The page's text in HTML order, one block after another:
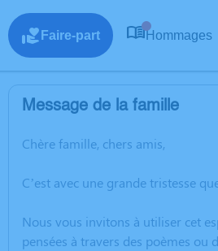
Faire-part Hommages
Message de la famille
Chère famille, chers amis,
C’est avec une grande tristesse
Nous vous invitons à utiliser cet
pensées à travers des poèmes ou